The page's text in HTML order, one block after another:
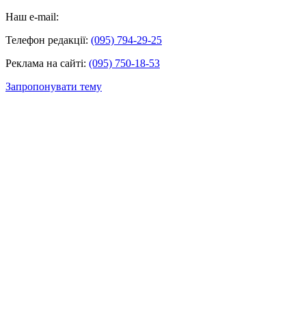
Наш e-mail:
Телефон редакції: (095) 794-29-25
Реклама на сайті: (095) 750-18-53
Запропонувати тему